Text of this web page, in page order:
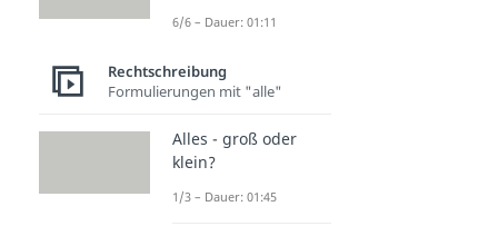
6/6 – Dauer: 01:11
Rechtschreibung
Formulierungen mit "alle"
Alles - groß oder
klein?
1/3 – Dauer: 01:45